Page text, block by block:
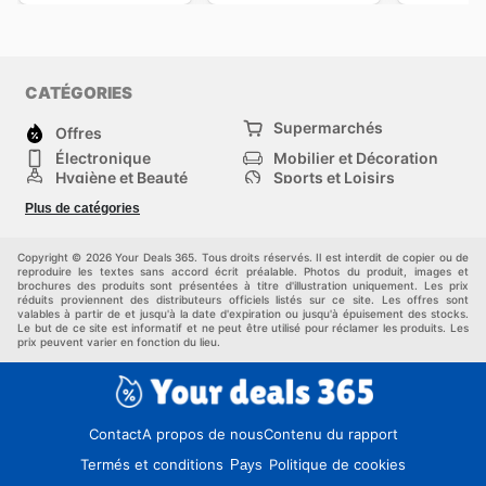
CATÉGORIES
Offres
Supermarchés
Électronique
Mobilier et Décoration
Hygiène et Beauté
Sports et Loisirs
Mode
Animalerie
maison
Plus de catégories
Copyright © 2026 Your Deals 365. Tous droits réservés. Il est interdit de copier ou de
reproduire les textes sans accord écrit préalable. Photos du produit, images et
brochures des produits sont présentées à titre d'illustration uniquement. Les prix
réduits proviennent des distributeurs officiels listés sur ce site. Les offres sont
valables à partir de et jusqu'à la date d'expiration ou jusqu'à épuisement des stocks.
Le but de ce site est informatif et ne peut être utilisé pour réclamer les produits. Les
prix peuvent varier en fonction du lieu.
ContactA propos de nousContenu du rapport
Termés et conditions Pays Politique de cookies